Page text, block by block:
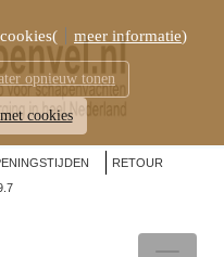
RETOUR
meer informatie)
opnieuw tonen
cookies